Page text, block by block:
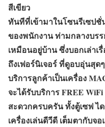
สีเขียว
ทันทีที่เข้ามาในโซนรีเซปชั่
ของพนักงาน ท่ามกลางบร
เหมือนอยู่บ้าน ซึ่งบอกเล่าเ
ถึงเฟอร์นิเจอร์ ที่ดูอบอุ่นสุ
บริการลูกค้าเป็นเครื่อง
จะได้รับบริการ FREE
สะดวกครบครัน ทั้งตู้เซฟ ไ
เครื่องเล่นดีวีดี เต็มตากับ